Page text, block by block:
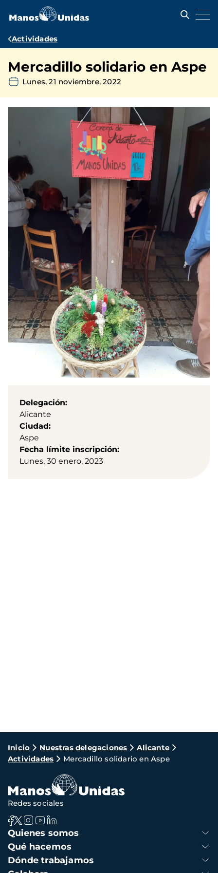
contenido
Ruta
navegación
Actividades
Mercadillo solidario en Aspe
Lunes, 21 noviembre, 2022
Delegación
Alicante
Ciudad
Aspe
Fecha límite inscripción
Lunes, 30 enero, 2023
Ruta
de
navegación
Inicio Nuestras delegaciones
Alicante
Actividades
Mercadillo solidario en Aspe
Navegación
principal
Quienes somos
Qué hacemos
Dónde trabajamos
Redes sociales